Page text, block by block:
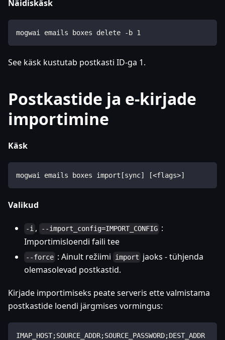
Näidiskäsk
mogwai emails boxes delete -b 1
See käsk kustutab postkasti ID-ga 1.
Postkastide ja e-kirjade
importimine
Käsk
mogwai emails boxes import[sync] [<flags>]
Valikud
-i , --import_config=IMPORT_CONFIG :
Importimisloendi faili tee
--force : Ainult režiimi import jaoks - tühjenda
olemasolevad postkastid.
Kirjade importimiseks peate serveris ette valmistama
postkastide loendi järgmises vormingus:
IMAP_HOST;SOURCE_ADDR;SOURCE_PASSWORD;DEST_ADDR